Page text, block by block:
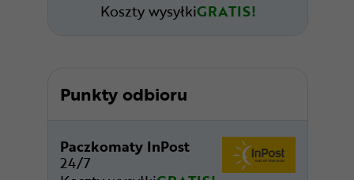
Koszty wysyłkiGRATIS!
Punkty odbioru
Paczkomaty InPost
24/7